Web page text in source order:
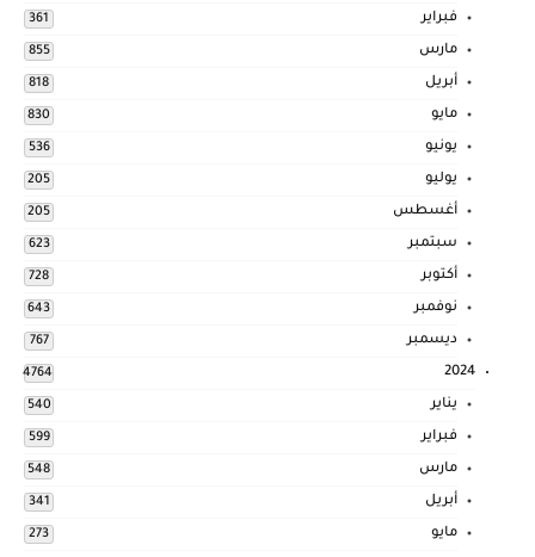
فبراير 361
مارس 855
أبريل 818
مايو 830
يونيو 536
يوليو 205
أغسطس 205
سبتمبر 623
أكتوبر 728
نوفمبر 643
ديسمبر 767
2024
4764
يناير 540
فبراير 599
مارس 548
أبريل 341
مايو 273